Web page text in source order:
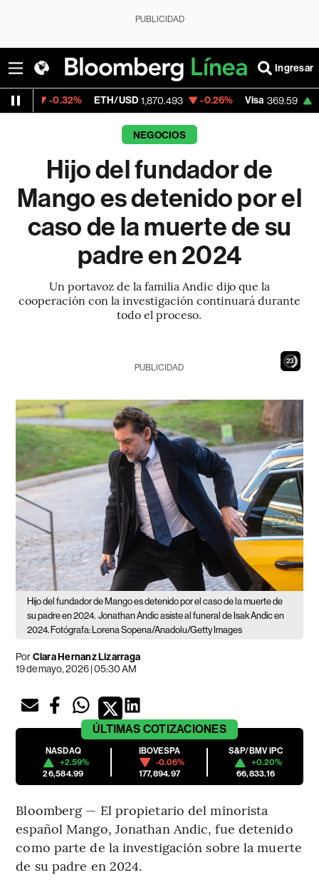
PUBLICIDAD
Ingresar
ETH/USD 1,870.493 -0.26% Visa 369.59 +1.07%
NEGOCIOS
Hijo del fundador de
Mango es detenido por el
caso de la muerte de su
padre en 2024
Un portavoz de la familia Andic dijo que la
cooperación con la investigación continuará durante
todo el proceso.
22
PUBLICIDAD
Hijo del fundador de Mango es detenido por el caso de la muerte de
su padre en 2024. Jonathan Andic asiste al funeral de Isak Andic en
2024. Fotógrafa: Lorena Sopena/Anadolu/Getty Images
PorClara Hernanz Lizarraga
19 de mayo, 2026 | 05:30 AM
ÚLTIMAS COTIZACIONES
NASDAQ
+2.59%
26,584.99
IBOVESPA
-0.06%
177,894.97
S&P/BMV IPC
+0.20%
66,833.16
Bloomberg — El propietario del minorista
español Mango, Jonathan Andic, fue detenido
como parte de la investigación sobre la muerte
de su padre en 2024.